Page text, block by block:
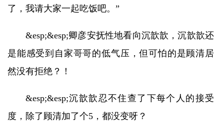
了，我请大家一起吃饭吧。”
&esp;&esp;卿彦安抚性地看向沉歆歆，沉歆歆还
是能感受到自家哥哥的低气压，但可怕的是顾清居
然没有拒绝？！
&esp;&esp;沉歆歆忍不住查了下每个人的接受
度，除了顾清加了个5，都没变呀？